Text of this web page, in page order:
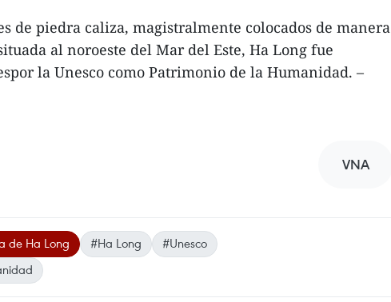
de piedra caliza, magistralmente colocados de manera
al noroeste del Mar del Este, Ha Long fue
la Unesco como Patrimonio de la Humanidad. –
VNA
de Ha Long #Ha Long
#Unesco